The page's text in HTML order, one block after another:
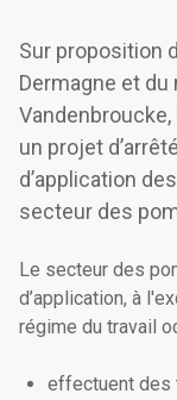
Sur proposition
Dermagne et
un projet
d’application
secteur des
Le secteur des
d’application, à
régime du travail
effectuent des